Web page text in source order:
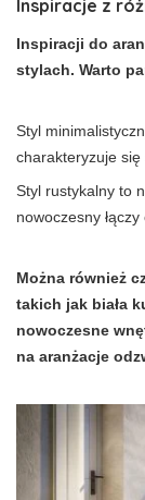
Inspiracje z
Inspiracji do
stylach. Warto
Styl
charakteryzuje się
Styl rustykalny to
nowoczesny
Można również
takich jak biała
nowoczesne
na aranżacje